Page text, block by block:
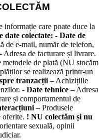
informație care poate duce la
date colectate: - Date de
de e-mail, număr de telefon,
Adresa de facturare și livrare.
de plată (NU stocăm
se realizează printr-un
tranzacții – Achizițiile
- Date tehnice – Adresa
și comportamentul de
– Produsele
oferite. ! NU colectăm și nu
sexuală, opinii